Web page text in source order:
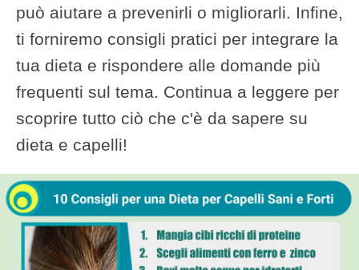
può aiutare a prevenirli o migliorarli. Infine,
ti forniremo consigli pratici per integrare la
tua dieta e rispondere alle domande più
frequenti sul tema. Continua a leggere per
scoprire tutto ciò che c'è da sapere su
dieta e capelli!